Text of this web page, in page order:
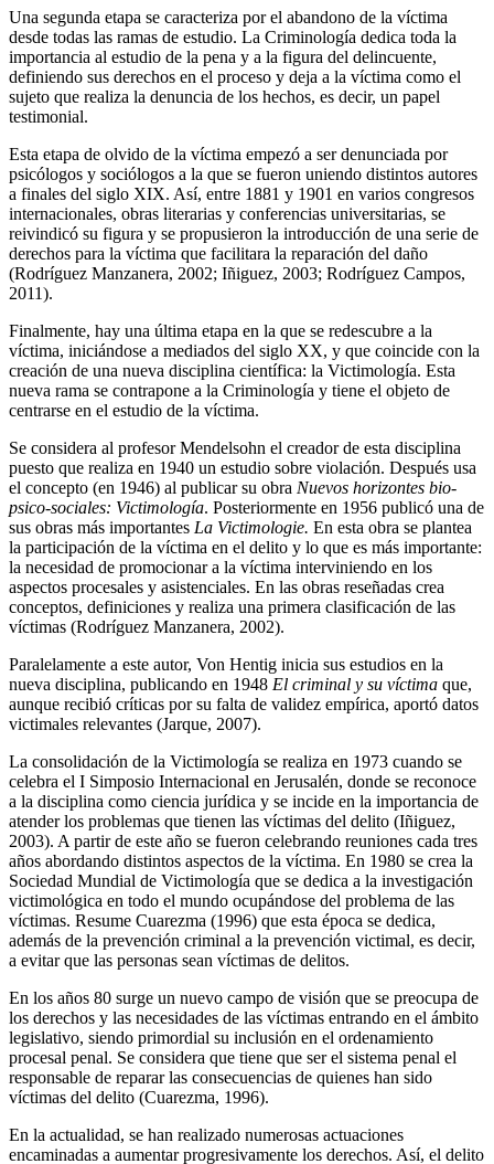
Una segunda etapa se caracteriza por el abandono de la víctima
desde todas las ramas de estudio. La Criminología dedica toda la
importancia al estudio de la pena y a la figura del delincuente,
definiendo sus derechos en el proceso y deja a la víctima como el
sujeto que realiza la denuncia de los hechos, es decir, un papel
testimonial.
Esta etapa de olvido de la víctima empezó a ser denunciada por
psicólogos y sociólogos a la que se fueron uniendo distintos autores
a finales del siglo XIX. Así, entre 1881 y 1901 en varios congresos
internacionales, obras literarias y conferencias universitarias, se
reivindicó su figura y se propusieron la introducción de una serie de
derechos para la víctima que facilitara la reparación del daño
(Rodríguez Manzanera, 2002; Iñiguez, 2003; Rodríguez Campos,
2011).
Finalmente, hay una última etapa en la que se redescubre a la
víctima, iniciándose a mediados del siglo XX, y que coincide con la
creación de una nueva disciplina científica: la Victimología. Esta
nueva rama se contrapone a la Criminología y tiene el objeto de
centrarse en el estudio de la víctima.
Se considera al profesor Mendelsohn el creador de esta disciplina
puesto que realiza en 1940 un estudio sobre violación. Después usa
el concepto (en 1946) al publicar su obra Nuevos horizontes bio-
psico-sociales: Victimología. Posteriormente en 1956 publicó una de
sus obras más importantes La Victimologie. En esta obra se plantea
la participación de la víctima en el delito y lo que es más importante:
la necesidad de promocionar a la víctima interviniendo en los
aspectos procesales y asistenciales. En las obras reseñadas crea
conceptos, definiciones y realiza una primera clasificación de las
víctimas (Rodríguez Manzanera, 2002).
Paralelamente a este autor, Von Hentig inicia sus estudios en la
nueva disciplina, publicando en 1948 El criminal y su víctima que,
aunque recibió críticas por su falta de validez empírica, aportó datos
victimales relevantes (Jarque, 2007).
La consolidación de la Victimología se realiza en 1973 cuando se
celebra el I Simposio Internacional en Jerusalén, donde se reconoce
a la disciplina como ciencia jurídica y se incide en la importancia de
atender los problemas que tienen las víctimas del delito (Iñiguez,
2003). A partir de este año se fueron celebrando reuniones cada tres
años abordando distintos aspectos de la víctima. En 1980 se crea la
Sociedad Mundial de Victimología que se dedica a la investigación
victimológica en todo el mundo ocupándose del problema de las
víctimas. Resume Cuarezma (1996) que esta época se dedica,
además de la prevención criminal a la prevención victimal, es decir,
a evitar que las personas sean víctimas de delitos.
En los años 80 surge un nuevo campo de visión que se preocupa de
los derechos y las necesidades de las víctimas entrando en el ámbito
legislativo, siendo primordial su inclusión en el ordenamiento
procesal penal. Se considera que tiene que ser el sistema penal el
responsable de reparar las consecuencias de quienes han sido
víctimas del delito (Cuarezma, 1996).
En la actualidad, se han realizado numerosas actuaciones
encaminadas a aumentar progresivamente los derechos. Así, el delito